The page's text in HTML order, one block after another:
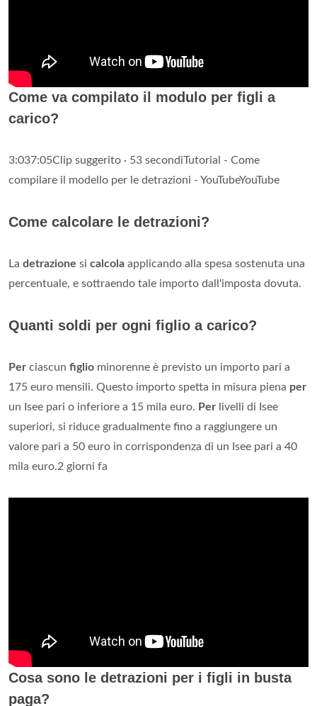
Come va compilato il modulo per figli a
carico?
3:037:05Clip suggerito · 53 secondiTutorial - Come
compilare il modello per le detrazioni - YouTubeYouTube
Come calcolare le detrazioni?
La detrazione si calcola applicando alla spesa sostenuta una
percentuale, e sottraendo tale importo dall'imposta dovuta.
Quanti soldi per ogni figlio a carico?
Per ciascun figlio minorenne è previsto un importo pari a
175 euro mensili. Questo importo spetta in misura piena per
un Isee pari o inferiore a 15 mila euro. Per livelli di Isee
superiori, si riduce gradualmente fino a raggiungere un
valore pari a 50 euro in corrispondenza di un Isee pari a 40
mila euro.2 giorni fa
Cosa sono le detrazioni per i figli in busta
paga?